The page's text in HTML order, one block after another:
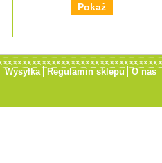
Pokaż
Wysyłka Regulamin sklepu O nas